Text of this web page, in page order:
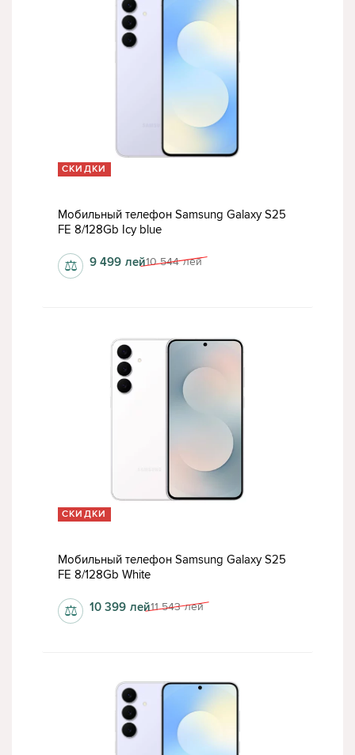
СКИДКИ
Мобильный телефон Samsung Galaxy S25
FE 8/128Gb Icy blue
10 544 лей
9 499 лей
⚖
СКИДКИ
Мобильный телефон Samsung Galaxy S25
FE 8/128Gb White
11 543 лей
10 399 лей
⚖